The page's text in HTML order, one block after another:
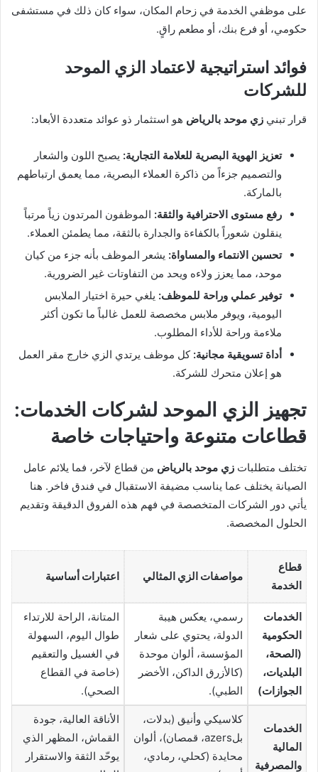
على موظفي الخدمة في زحام المكان، سواء كان ذلك في مستشفى
حكومي، أو فرع بنك، أو مطعم راقٍ.
فوائد استراتيجية لاعتماد الزي الموحد
للشركات
قرار تبني زي موحد بالرياض هو استثمار ذو عوائد متعددة الأبعاد:
تعزيز الهوية البصرية للعلامة التجارية: يصبح اللون والشعار
والتصميم جزءاً من ذاكرة العملاء البصرية، مما يعمق ارتباطهم
بالماركة.
رفع مستوى الاحترافية والثقة: الموظفون المرتدون زياً مرتباً
ينقلون شعوراً بالكفاءة والجدارة بالثقة، مما يطمئن العملاء.
تحسين الانتماء والمساواة: يشعر الموظف بأنه جزء من كيان
موحد، مما يعزز ولاءه ويحد من التفاوتات غير الضرورية.
توفير عملي وراحة للموظف: يلغي حيرة اختيار الملابس
اليومية، ويوفر ملابس مخصصة للعمل غالباً ما تكون أكثر
ملاءمة وراحة للأداء المطلوب.
أداة تسويقية مجانية: كل موظف يرتدي الزي خارج مقر العمل
هو إعلان متحرك للشركة.
تجهيز الزي الموحد لشركات الخدمات:
قطاعات متنوعة واحتياجات خاصة
تختلف متطلبات زي موحد بالرياض من قطاع لآخر، فما يلائم عامل
الصيانة يختلف عما يناسب مضيفة الاستقبال في فندق فاخر. هنا
يأتي دور الشركات المتخصصة في فهم هذه الفروق الدقيقة وتقديم
الحلول المخصصة.
قطاع
الخدمة
مواصفات الزي المثالي اعتبارات أساسية
الخدمات
الحكومية
(الصحة،
البلديات،
الجوازات)
رسمي، يعكس هيبة
الدولة، يحتوي على شعار
المؤسسة، ألوان موحدة
(كالأزرق الداكن، الأخضر
الطبي).
المتانة، الراحة للارتداء
طوال اليوم، السهولة
في الغسيل والتعقيم
(خاصة في القطاع
الصحي).
الخدمات
المالية
والمصرفية
كلاسيكي وأنيق (بدلات،
بلazers، قمصان)، ألوان
محايدة (كحلي، رمادي،
الأناقة العالية، جودة
القماش، المظهر الذي
يوحّد الثقة والاستقرار